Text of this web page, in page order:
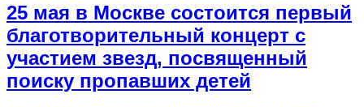
25 мая в Москве состоится первый
благотворительный концерт с
участием звезд, посвященный
поиску пропавших детей